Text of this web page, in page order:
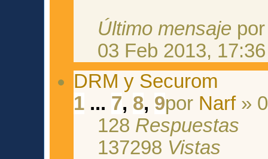
Último mensaje
03 Feb 2013, 17:36
DRM y Securom
1 ... 7, 8, 9por Narf»
128 Respuestas
137298 Vistas